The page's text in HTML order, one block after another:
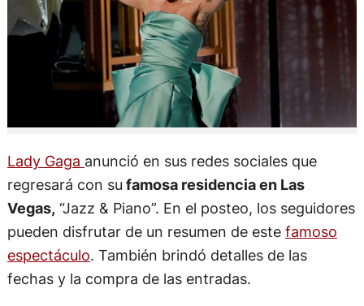
Lady Gaga anunció en sus redes sociales que
regresará con su famosa residencia en Las
Vegas, “Jazz & Piano”. En el posteo, los seguidores
pueden disfrutar de un resumen de este famoso
espectáculo. También brindó detalles de las
fechas y la compra de las entradas.